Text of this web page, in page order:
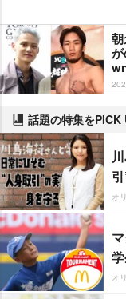
話題の特集をPICK
オ
オ